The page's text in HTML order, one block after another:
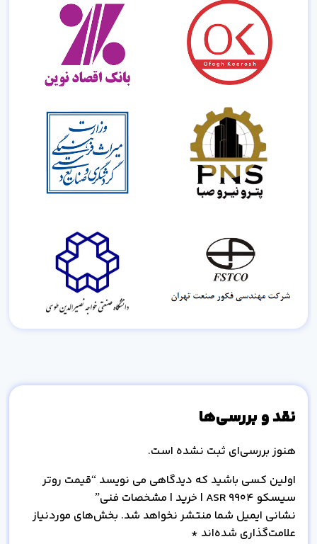
نقد و بررسی‌ها
هنوز بررسی‌ای ثبت نشده است.
اولین کسی باشید که دیدگاهی می نویسد “قیمت روتر
سیسکو ASR 9904 | خرید | مشخصات فنی”
نشانی ایمیل شما منتشر نخواهد شد. بخش‌های موردنیاز
علامت‌گذاری شده‌اند *